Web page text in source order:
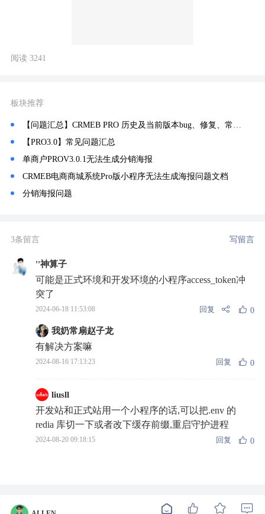
阅读 3241
板块推荐
【问题汇总】CRMEB PRO 历史及当前版本bug、修复、常见问题记录汇总！
【PRO3.0】常见问题汇总
单商户PROV3.0.1无法生成分销海报
CRMEB电商商城系统Pro版小程序无法生成海报问题文档
分销海报问题
3条留言 写留言
''神算子
可能是正式环境和开发环境的小程序access_token冲
突了
2024-06-18 11:53:08 回复 0
我奶常扇赵子龙
有解决方案嘛
2024-08-16 17:13:23 回复 0
liusll
开发站和正式站用一个小程序的话,可以把.env 的
redia 库切一下或者改下缓存前缀,重启守护进程
2024-08-20 09:18:15 回复 0